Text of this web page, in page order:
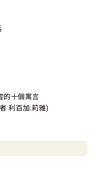
十個寓言
利百加.莉雅)